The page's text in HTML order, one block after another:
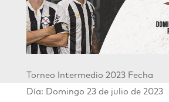
Torneo Intermedio 2023 Fecha
Día: Domingo 23 de julio de 2023